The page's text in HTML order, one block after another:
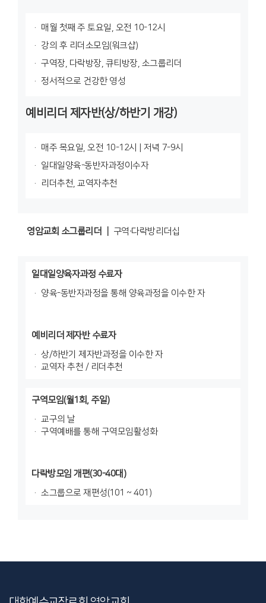
매월 첫째 주 토요일, 오전 10-12시
강의 후 리더소모임(워크샵)
구역장, 다락방장, 큐티방장, 소그룹리더
정서적으로 건강한 영성
예비리더 제자반(상/하반기 개강)
매주 목요일, 오전 10-12시 | 저녁 7-9시
일대일양육-동반자과정이수자
리더추천, 교역자추천
영암교회 소그룹리더 ┃ 구역∙다락방리더십
일대일양육자과정 수료자
양육-동반자과정을 통해 양육과정을 이수한 자
예비리더 제자반 수료자
상/하반기 제자반과정을 이수한 자
교역자 추천 / 리더추천
구역모임(월1회, 주일)
교구의 날
구역예배를 통해 구역모임활성화
다락방모임 개편(30-40대)
소그룹으로 재편성(101 ~ 401)